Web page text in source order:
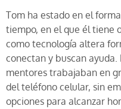
Tom ha estado en el
tiempo, en el que él tiene
como tecnología altera
conectan y buscan
mentores trabajaban en
del teléfono celular, sin
opciones para alcanzar